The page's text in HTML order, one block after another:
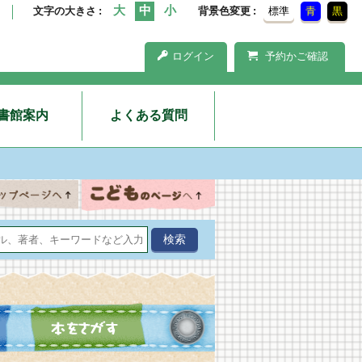
文字の大きさ 背景色変更 標準 青 黒
ログイン 予約かご確認
館案内 よくある質問
オススメ本 本をさがす